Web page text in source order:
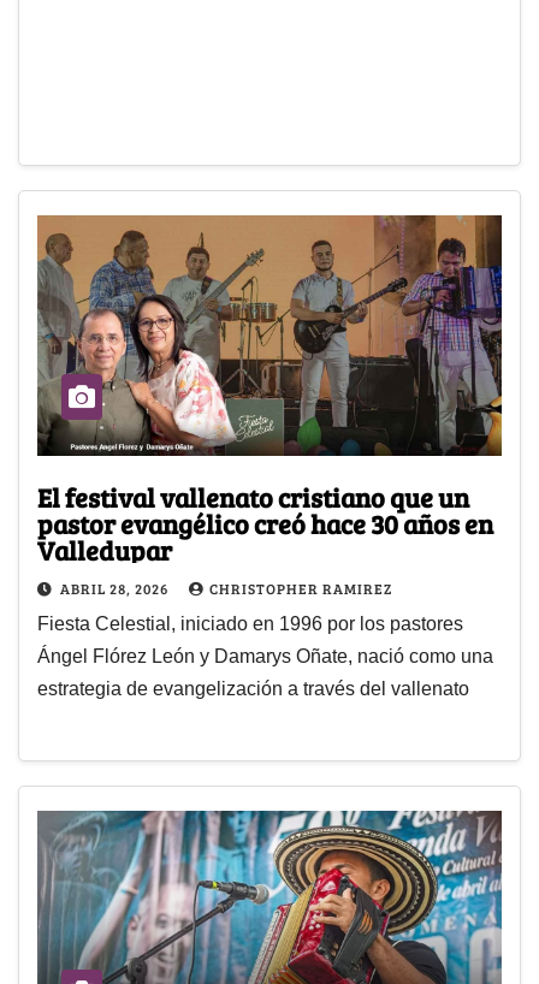
El festival vallenato cristiano que un
pastor evangélico creó hace 30 años en
Valledupar
ABRIL 28, 2026 CHRISTOPHER RAMIREZ
Fiesta Celestial, iniciado en 1996 por los pastores
Ángel Flórez León y Damarys Oñate, nació como una
estrategia de evangelización a través del vallenato